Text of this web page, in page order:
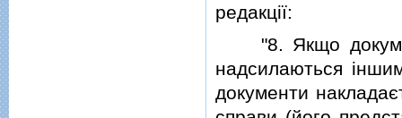
редакцiї:
"8. Якщо
надсилаються
документи